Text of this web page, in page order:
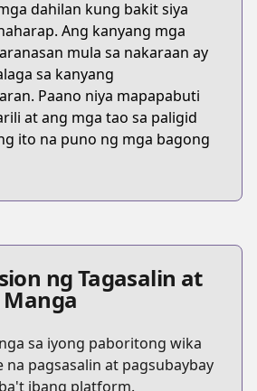
dahilan kung bakit siya
Ang kanyang mga
mula sa nakaraan ay
sa kanyang
Paano niya mapapabuti
at ang mga tao sa paligid
ito na puno ng mga bagong
ng Tagasalin at
sa iyong paboritong wika
na pagsasalin at pagsubaybay
ibang platform.